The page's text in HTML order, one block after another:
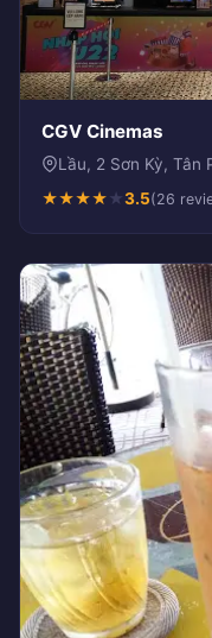
CGV Cinemas
Lầu, 2 Sơn Kỳ, Tân
★★★★★3.5(26